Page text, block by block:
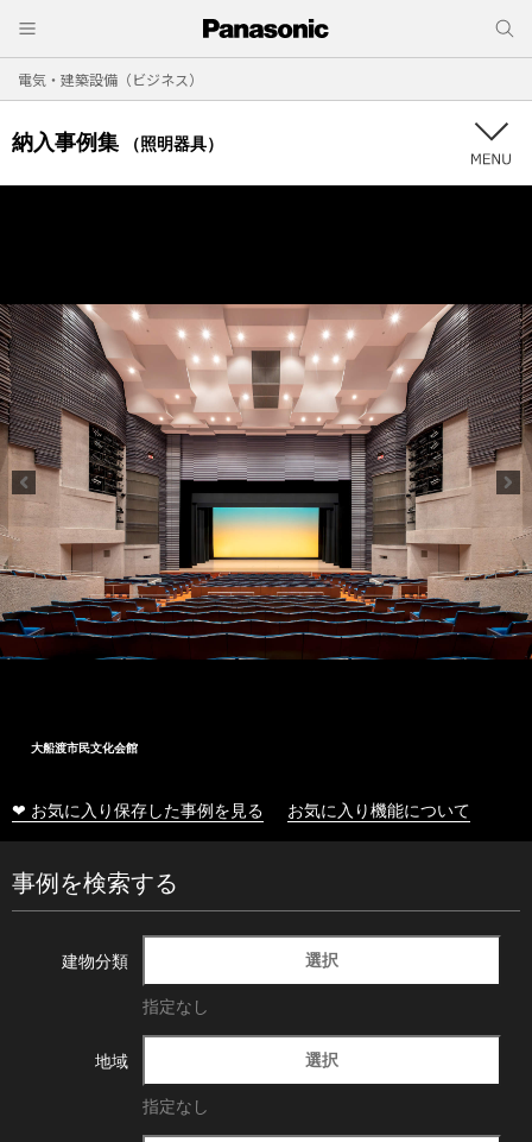
電気・建築設備（ビジネス）
納入事例集 （照明器具）
大船渡市民文化会館
❤ お気に入り保存した事例を見る お気に入り機能について
事例を検索する
建物分類 選択
指定なし
地域 選択
指定なし